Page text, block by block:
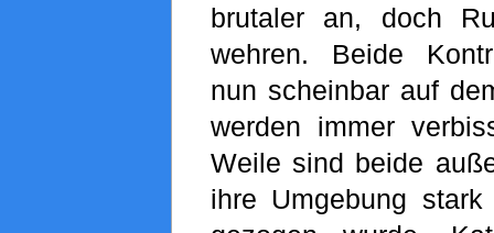
brutaler an, doch
wehren. Beide
nun scheinbar auf
werden immer
Weile sind beide
ihre Umgebung